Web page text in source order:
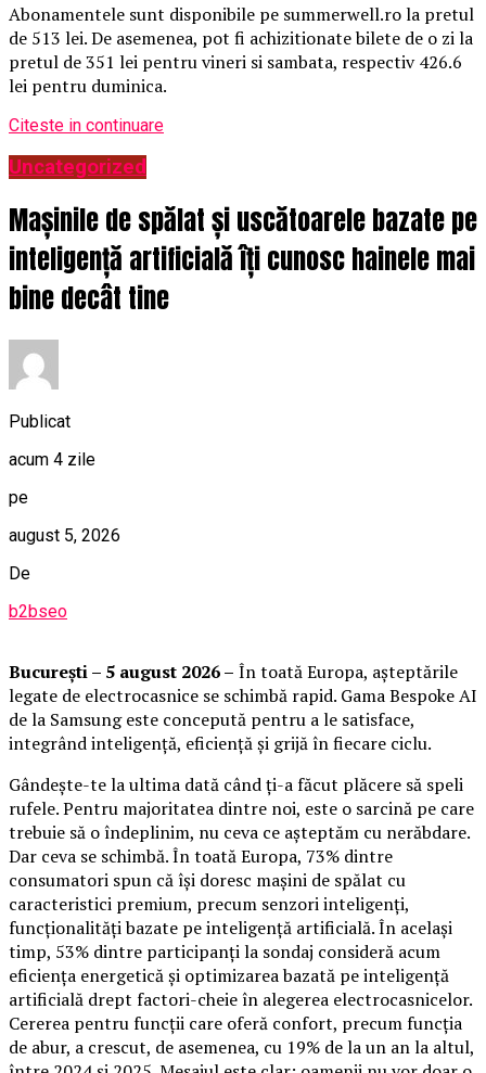
Abonamentele sunt disponibile pe summerwell.ro la pretul
de 513 lei. De asemenea, pot fi achizitionate bilete de o zi la
pretul de 351 lei pentru vineri si sambata, respectiv 426.6
lei pentru duminica.
Citeste in continuare
Uncategorized
Mașinile de spălat și uscătoarele bazate pe
inteligență artificială îți cunosc hainele mai
bine decât tine
Publicat
acum 4 zile
pe
august 5, 2026
De
b2bseo
București – 5 august 2026 – În toată Europa, așteptările
legate de electrocasnice se schimbă rapid. Gama Bespoke AI
de la Samsung este concepută pentru a le satisface,
integrând inteligență, eficiență și grijă în fiecare ciclu.
Gândește-te la ultima dată când ți-a făcut plăcere să speli
rufele. Pentru majoritatea dintre noi, este o sarcină pe care
trebuie să o îndeplinim, nu ceva ce așteptăm cu nerăbdare.
Dar ceva se schimbă. În toată Europa, 73% dintre
consumatori spun că își doresc mașini de spălat cu
caracteristici premium, precum senzori inteligenți,
funcționalități bazate pe inteligență artificială. În același
timp, 53% dintre participanți la sondaj consideră acum
eficiența energetică și optimizarea bazată pe inteligență
artificială drept factori-cheie în alegerea electrocasnicelor.
Cererea pentru funcții care oferă confort, precum funcția
de abur, a crescut, de asemenea, cu 19% de la un an la altul,